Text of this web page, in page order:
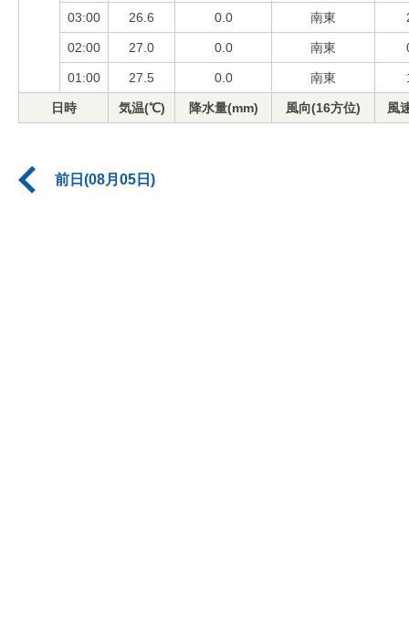
03:00 26.6 0.0 南東
02:00 27.0 0.0 南東
01:00 27.5 0.0 南東
日時 気温(℃) 降水量(mm) 風向(16方位) 風
前日(08月05日)